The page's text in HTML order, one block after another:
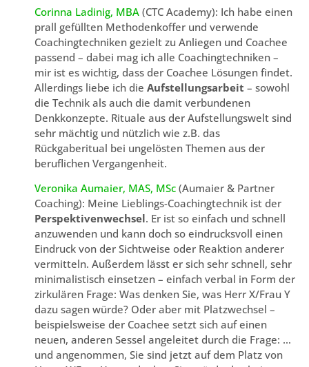
Corinna Ladinig, MBA (CTC Academy): Ich habe einen
prall gefüllten Methodenkoffer und verwende
Coachingtechniken gezielt zu Anliegen und Coachee
passend – dabei mag ich alle Coachingtechniken –
mir ist es wichtig, dass der Coachee Lösungen findet.
Allerdings liebe ich die Aufstellungsarbeit – sowohl
die Technik als auch die damit verbundenen
Denkkonzepte. Rituale aus der Aufstellungswelt sind
sehr mächtig und nützlich wie z.B. das
Rückgaberitual bei ungelösten Themen aus der
beruflichen Vergangenheit.
Veronika Aumaier, MAS, MSc (Aumaier & Partner
Coaching): Meine Lieblings-Coachingtechnik ist der
Perspektivenwechsel. Er ist so einfach und schnell
anzuwenden und kann doch so eindrucksvoll einen
Eindruck von der Sichtweise oder Reaktion anderer
vermitteln. Außerdem lässt er sich sehr schnell, sehr
minimalistisch einsetzen – einfach verbal in Form der
zirkulären Frage: Was denken Sie, was Herr X/Frau Y
dazu sagen würde? Oder aber mit Platzwechsel –
beispielsweise der Coachee setzt sich auf einen
neuen, anderen Sessel angeleitet durch die Frage: …
und angenommen, Sie sind jetzt auf dem Platz von